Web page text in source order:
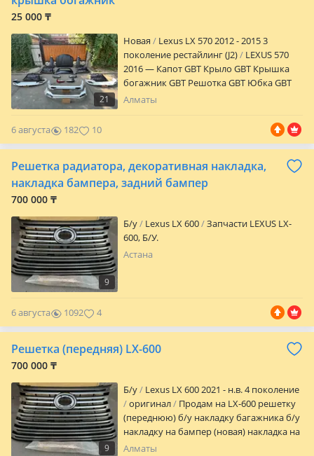
25 000 ₸
21
Новая
Lexus LX 570 2012 - 2015 3
поколение рестайлинг (J2)
LEXUS 570
2016 — Капот GBT Крыло GBT Крышка
богажник GBT Решотка GBT Юбка GBT
Фонарь GBT Уточните цена Адрес: мк
Алматы
6 августа 182 10
Решетка радиатора, декоративная накладка,
накладка бампера, задний бампер
700 000 ₸
9
Б/y Lexus LX 600
Запчасти LEXUS LX-
600, Б/У.
Астана
6 августа 1092 4
Решетка (передняя) LX-600
700 000 ₸
9
Б/y
Lexus LX 600 2021 - н.в. 4 поколение
оригинал
Продам на LX-600 решетку
(переднюю) б/у накладку багажника б/у
накладку на бампер (новая) накладка на
фаркоп б/у.
Алматы